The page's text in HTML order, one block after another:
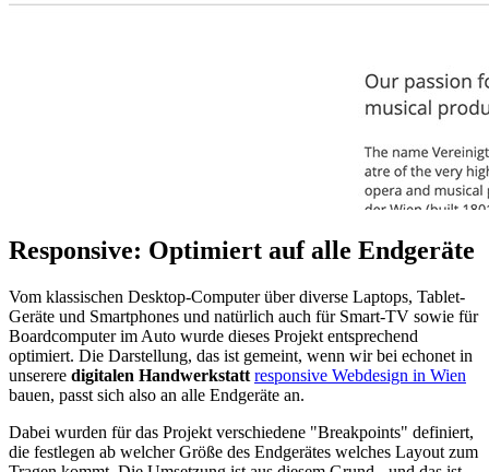
Responsive: Optimiert auf alle Endgeräte
Vom klassischen Desktop-Computer über diverse Laptops, Tablet-
Geräte und Smartphones und natürlich auch für Smart-TV sowie für
Boardcomputer im Auto wurde dieses Projekt entsprechend
optimiert. Die Darstellung, das ist gemeint, wenn wir bei echonet in
unserere digitalen Handwerkstatt responsive Webdesign in Wien
bauen, passt sich also an alle Endgeräte an.
Dabei wurden für das Projekt verschiedene "Breakpoints" definiert,
die festlegen ab welcher Größe des Endgerätes welches Layout zum